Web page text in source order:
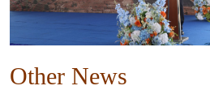
Other News